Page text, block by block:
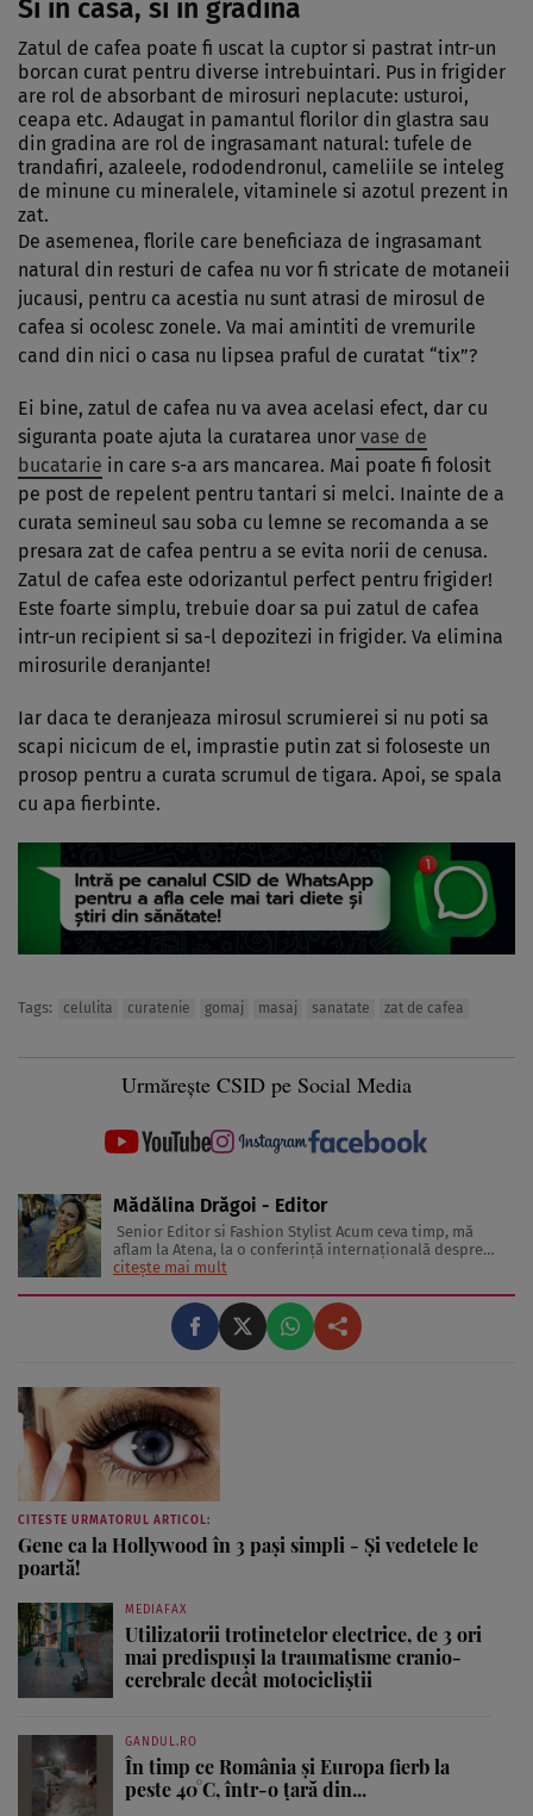
Si in casa, si in gradina
Zatul de cafea poate fi uscat la cuptor si pastrat intr-un
borcan curat pentru diverse intrebuintari. Pus in frigider
are rol de absorbant de mirosuri neplacute: usturoi,
ceapa etc. Adaugat in pamantul florilor din glastra sau
din gradina are rol de ingrasamant natural: tufele de
trandafiri, azaleele, rododendronul, cameliile se inteleg
de minune cu mineralele, vitaminele si azotul prezent in
zat.
De asemenea, florile care beneficiaza de ingrasamant
natural din resturi de cafea nu vor fi stricate de motaneii
jucausi, pentru ca acestia nu sunt atrasi de mirosul de
cafea si ocolesc zonele. Va mai amintiti de vremurile
cand din nici o casa nu lipsea praful de curatat “tix”?
Ei bine, zatul de cafea nu va avea acelasi efect, dar cu
siguranta poate ajuta la curatarea unor vase de
bucatarie in care s-a ars mancarea. Mai poate fi folosit
pe post de repelent pentru tantari si melci. Inainte de a
curata semineul sau soba cu lemne se recomanda a se
presara zat de cafea pentru a se evita norii de cenusa.
Zatul de cafea este odorizantul perfect pentru frigider!
Este foarte simplu, trebuie doar sa pui zatul de cafea
intr-un recipient si sa-l depozitezi in frigider. Va elimina
mirosurile deranjante!
Iar daca te deranjeaza mirosul scrumierei si nu poti sa
scapi nicicum de el, imprastie putin zat si foloseste un
prosop pentru a curata scrumul de tigara. Apoi, se spala
cu apa fierbinte.
Tags: celulita curatenie gomaj masaj sanatate zat de cafea
Urmărește CSID pe Social Media
Mădălina Drăgoi - Editor
Senior Editor si Fashion Stylist Acum ceva timp, mă
aflam la Atena, la o conferinţă internaţională despre
frumuseţe şi industria de profil. În sală erau jurnaliste
Multe dintre ele erau parcă scoase din paginile
revistelor pentru ...
citește mai mult
CITESTE URMATORUL ARTICOL:
Gene ca la Hollywood în 3 paşi simpli - Şi vedetele le
poartă!
MEDIAFAX
Utilizatorii trotinetelor electrice, de 3 ori
mai predispuși la traumatisme cranio-
cerebrale decât motocicliștii
GANDUL.RO
În timp ce România și Europa fierb la
peste 40°C, într-o țară din...